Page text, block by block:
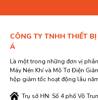
CÔNG TY TNHH THIẾT
Á
Là một trong những đơn vị
Máy Nén Khí và Mô Tơ Điện
hộp giảm tốc hoạt động lâu
Trụ sở HN: Số 4 phố Võ